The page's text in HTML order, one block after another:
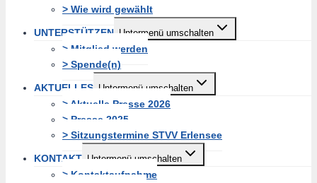
> Wie wird gewählt
UNTERSTÜTZEN Untermenü umschalten
> Mitglied werden
> Spende(n)
AKTUELLES Untermenü umschalten
> Aktuelle Presse 2026
> Presse 2025
> Sitzungstermine STVV Erlensee
KONTAKT Untermenü umschalten
> Kontaktaufnahme